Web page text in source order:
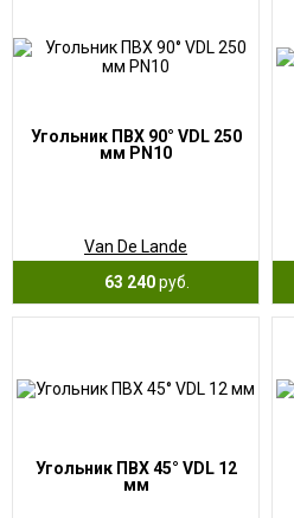
Угольник ПВХ 90° VDL 250
мм PN10
Van De Lande
63 240руб.
Угольник ПВХ 45° VDL 12
мм